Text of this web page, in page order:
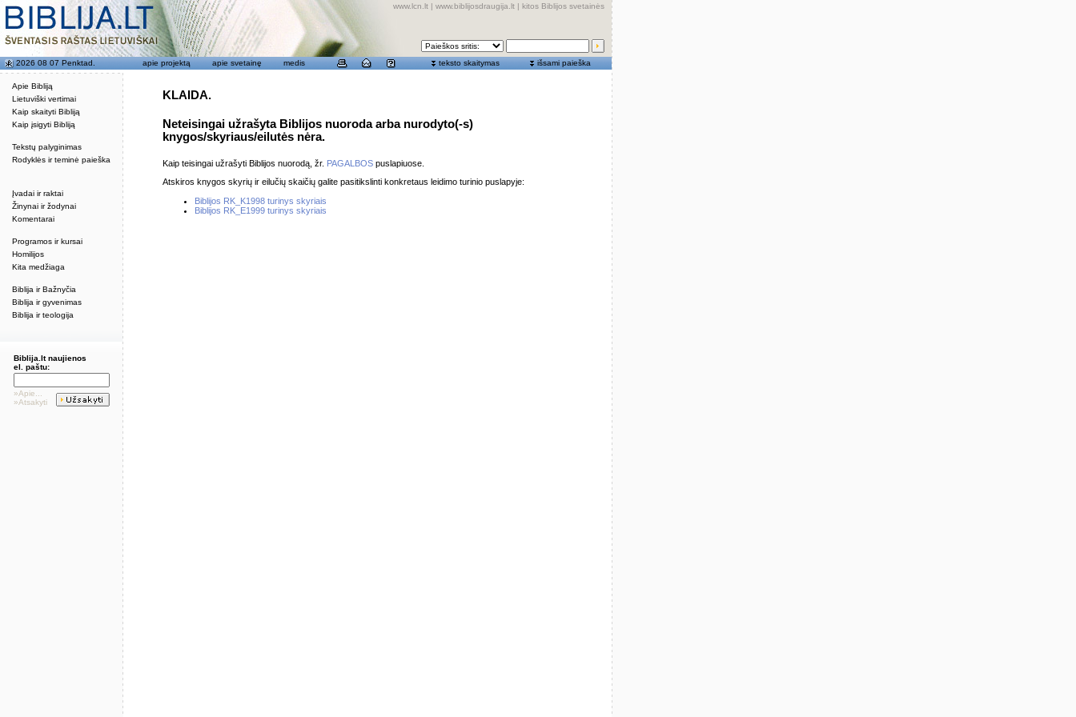
Apie Bibliją
Lietuviški vertimai
Kaip skaityti Bibliją
Kaip įsigyti Bibliją
Tekstų palyginimas
Rodyklės ir teminė paieška
Įvadai ir raktai
Žinynai ir žodynai
Komentarai
Programos ir kursai
Homilijos
Kita medžiaga
Biblija ir Bažnyčia
Biblija ir gyvenimas
Biblija ir teologija
www.lcn.lt | www.biblijosdraugija.lt | kitos Biblijos svetainės
2026 08 07 Penktad. apie projektą apie svetainę medis teksto skaitymas išsami paieška
Biblija.lt naujienos
el. paštu:
»Apie...
»Atsakyti
KLAIDA.
Neteisingai užrašyta Biblijos nuoroda arba nurodyto(-s)
knygos/skyriaus/eilutės nėra.
Kaip teisingai užrašyti Biblijos nuorodą, žr. PAGALBOS puslapiuose.
Atskiros knygos skyrių ir eilučių skaičių galite pasitikslinti konkretaus leidimo turinio puslapyje:
Biblijos RK_K1998 turinys skyriais
Biblijos RK_E1999 turinys skyriais